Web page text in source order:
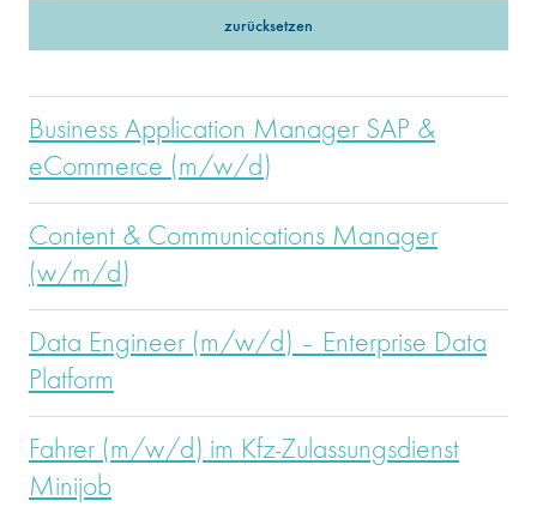
zurücksetzen
Business Application Manager SAP &
eCommerce (m/w/d)
Content & Communications Manager
(w/m/d)
Data Engineer (m/w/d) – Enterprise Data
Platform
Fahrer (m/w/d) im Kfz-Zulassungsdienst
Minijob